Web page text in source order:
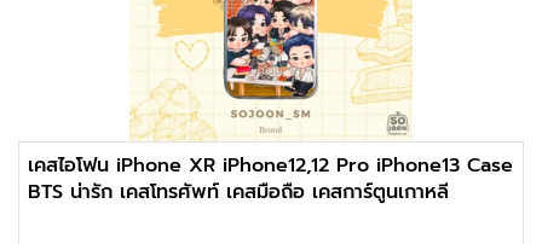
เคสไอโฟน iPhone XR iPhone12,12 Pro iPhone13 Case
BTS น่ารัก เคสโทรศัพท์ เคสมือถือ เคสการ์ตูนเกาหลี